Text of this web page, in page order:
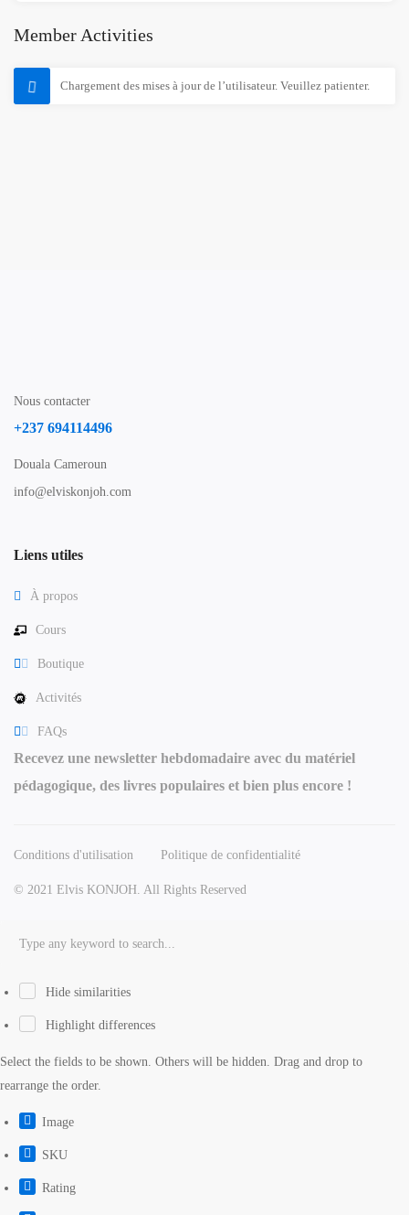
Member Activities
Chargement des mises à jour de l’utilisateur. Veuillez patienter.
Nous contacter
+237 694114496
Douala Cameroun
info@elviskonjoh.com
Liens utiles
À propos
Cours
Boutique
Activités
FAQs
Recevez une newsletter hebdomadaire avec du matériel
pédagogique, des livres populaires et bien plus encore !
Conditions d'utilisation Politique de confidentialité
© 2021 Elvis KONJOH. All Rights Reserved
Hide similarities
Highlight differences
Select the fields to be shown. Others will be hidden. Drag and drop to
rearrange the order.
Image
SKU
Rating